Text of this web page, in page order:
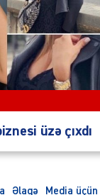
üzə çıxdı
Əlaqə Media üçün